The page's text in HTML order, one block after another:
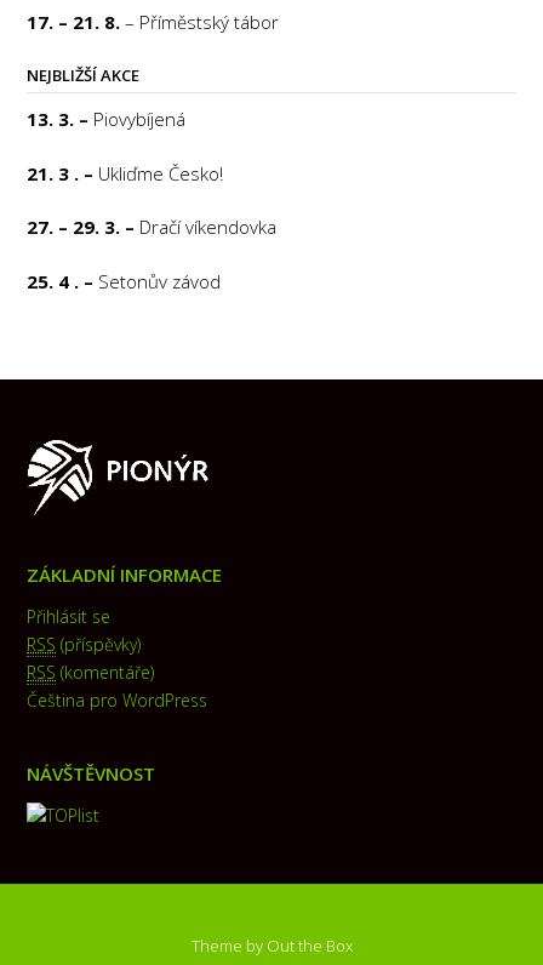
17. – 21. 8. – Příměstský tábor
NEJBLIŽŠÍ AKCE
13. 3. – Piovybíjená
21. 3 . – Ukliďme Česko!
27. – 29. 3. – Dračí víkendovka
25. 4 . – Setonův závod
ZÁKLADNÍ INFORMACE
Přihlásit se
RSS (příspěvky)
RSS (komentáře)
Čeština pro WordPress
NÁVŠTĚVNOST
Theme by Out the Box